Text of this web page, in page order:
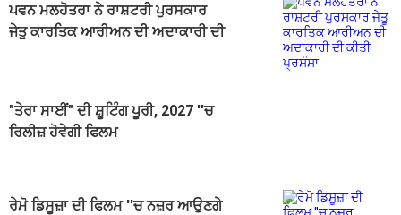
ਪਵਨ ਮਲਹੋਤਰਾ ਨੇ ਰਾਸ਼ਟਰੀ ਪੁਰਸਕਾਰ
ਜੇਤੂ ਕਾਰਤਿਕ ਆਰੀਅਨ ਦੀ ਅਦਾਕਾਰੀ ਦੀ
"ਤੇਰਾ ਸਾਈਂ" ਦੀ ਸ਼ੂਟਿੰਗ ਪੂਰੀ, 2027 ''ਚ
ਰਿਲੀਜ਼ ਹੋਵੇਗੀ ਫਿਲਮ
ਰੇਮੋ ਡਿਸੂਜ਼ਾ ਦੀ ਫਿਲਮ ''ਚ ਨਜ਼ਰ ਆਉਣਗੇ